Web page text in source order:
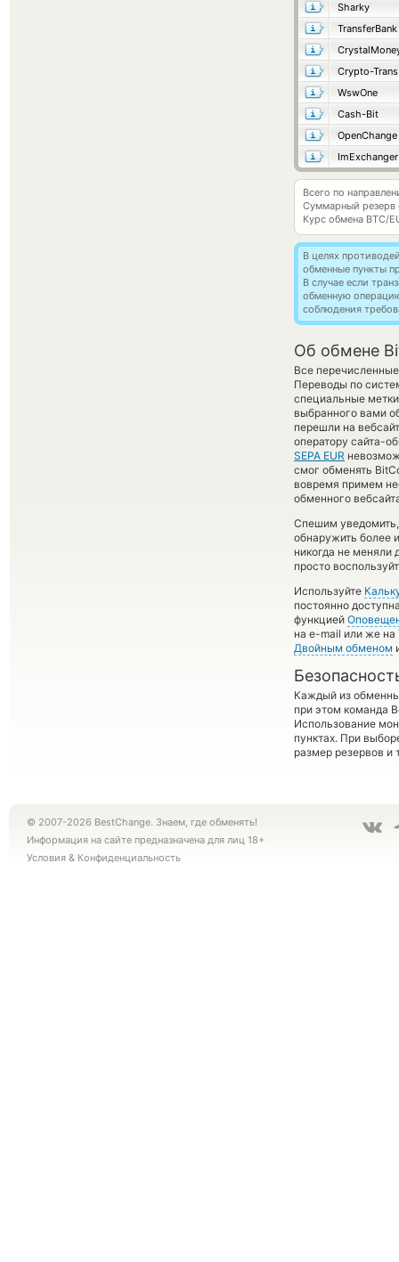
Sharky
TransferBank
Crypto-Trans
WswOne
Cash-Bit
OpenChange
ImExchanger
Всего по
Суммарный резерв
Курс обмена BTC/
В целях
обменные пункты
В случае если
обменную
соблюдения
Об обмене
Все
Переводы по
специальные
выбранного вами
перешли на
оператору сайта-
SEPA EUR
смог обменять
вовремя примем
обменного
Спешим
обнаружить более
никогда не
просто
Используйте
постоянно
функцией
на e-mail или же на
Двойным обменом
Каждый из
при этом команда
Использование
пунктах. При
размер резервов и
© 2007-2026 BestChange. Знаем, где обменять!
Информация на сайте предназначена для лиц 18+
Условия & Конфиденциальность